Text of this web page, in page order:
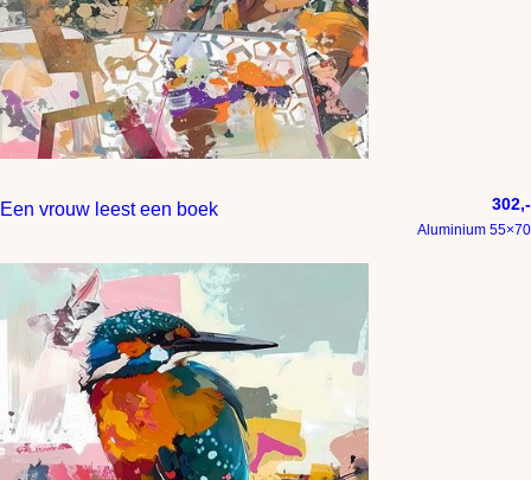
Een vrouw leest een boek 302,-
Aluminium 55×70